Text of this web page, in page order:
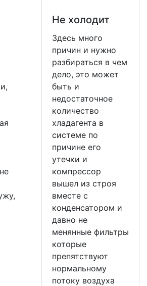
Не холодит
Здесь много
причин и нужно
разбираться в чем
дело, это может
быть и
недостаточное
количество
хладагента в
системе по
причине его
утечки и
компрессор
вышел из строя
вместе с
конденсатором и
давно не
менянные фильтры
которые
препятствуют
нормальному
потоку воздуха